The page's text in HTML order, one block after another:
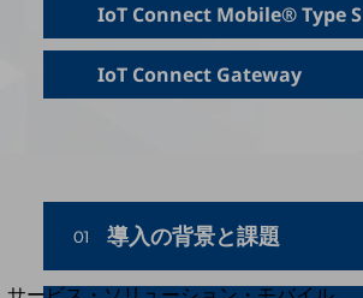
生成AI(Generative AI)
地域の取り組み
地域社会を支える皆さまと地域課題の解決や
別ウィンドウで開きます
IoT Connect Mobile® Type S
IoT Connect Gateway
導入の背景と課題